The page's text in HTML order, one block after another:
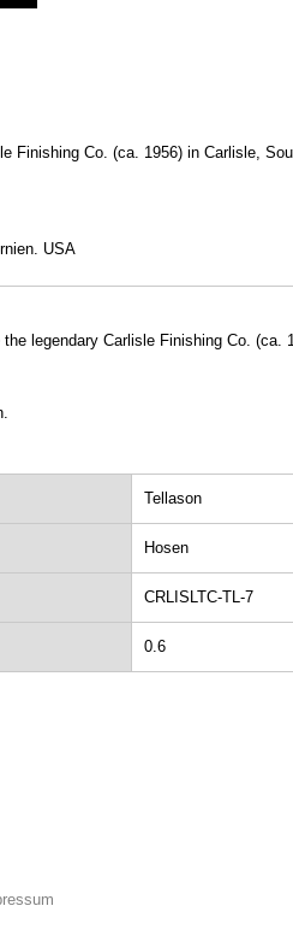
Finishing Co. (ca. 1956) in Carlisle,
USA
legendary Carlisle Finishing Co. (ca.
Tellason
Hosen
CRLISLTC-TL-7
0.6